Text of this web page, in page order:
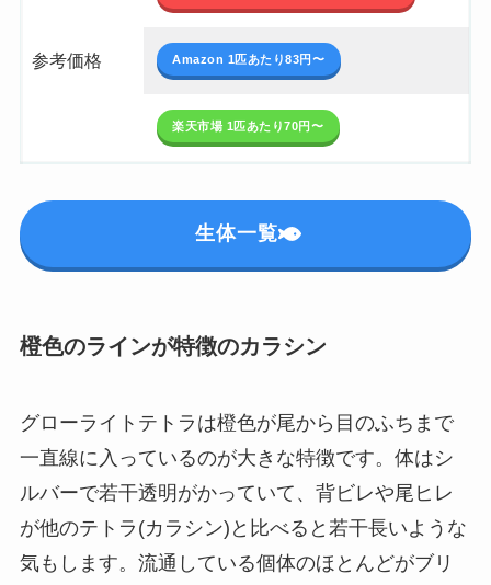
参考価格 Amazon 1匹あたり83円〜
楽天市場 1匹あたり70円〜
生体一覧
橙色のラインが特徴のカラシン
グローライトテトラは橙色が尾から目のふちまで
一直線に入っているのが大きな特徴です。体はシ
ルバーで若干透明がかっていて、背ビレや尾ヒレ
が他のテトラ(カラシン)と比べると若干長いような
気もします。流通している個体のほとんどがブリ